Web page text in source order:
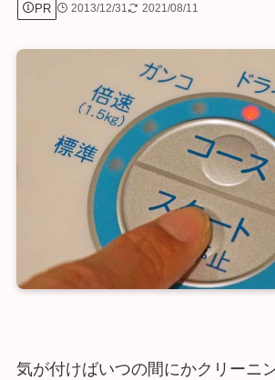
PR 2013/12/31 2021/08/11
気が付けばいつの間にかクリーニ